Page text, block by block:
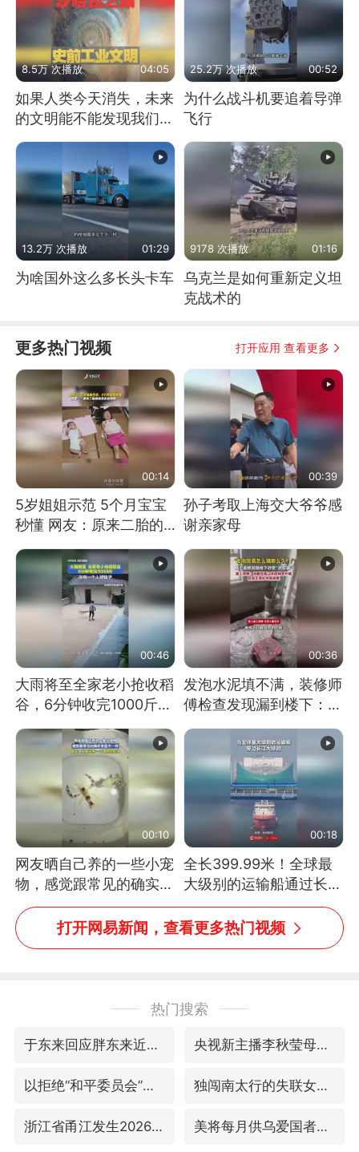
8.5万 次播放 04:05
如果人类今天消失，未来
的文明能不能发现我们存
在过？
25.2万 次播放 00:52
为什么战斗机要追着导弹
飞行
13.2万 次播放 01:29
为啥国外这么多长头卡车
9178 次播放 01:16
乌克兰是如何重新定义坦
克战术的
更多热门视频 打开应用 查看更多
00:14
5岁姐姐示范 5个月宝宝
秒懂 网友：原来二胎的
00:39
孙子考取上海交大爷爷感
谢亲家母
00:46
大雨将至全家老小抢收稻
谷，6分钟收完1000斤，
00:36
发泡水泥填不满，装修师
傅检查发现漏到楼下：出
00:10
网友晒自己养的一些小宠
物，感觉跟常见的确实有
些不一样
00:18
全长399.99米！全球最
大级别的运输船通过长江
大桥这一幕，太震撼了！
打开网易新闻，查看更多热门视频
热门搜索
于东来回应胖东来近25年老店年底关闭 央视新主播李秋莹母校发文祝贺
以拒绝“和平委员会”的加沙和平计划 独闯南太行的失联女生最后轨迹已确认
浙江省甬江发生2026年第1号洪水 美将每月供乌爱国者拦截导弹